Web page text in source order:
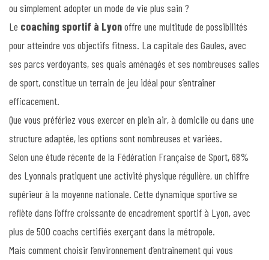
ou simplement adopter un mode de vie plus sain ?
Le coaching sportif à Lyonoffre une multitude de possibilités
pour atteindre vos objectifs fitness. La capitale des Gaules, avec
ses parcs verdoyants, ses quais aménagés et ses nombreuses salles
de sport, constitue un terrain de jeu idéal pour s’entraîner
efficacement.
Que vous préfériez vous exercer en plein air, à domicile ou dans une
structure adaptée, les options sont nombreuses et variées.
Selon une étude récente de la Fédération Française de Sport, 68%
des Lyonnais pratiquent une activité physique régulière, un chiffre
supérieur à la moyenne nationale. Cette dynamique sportive se
reflète dans l’offre croissante de encadrement sportif à Lyon, avec
plus de 500 coachs certifiés exerçant dans la métropole.
Mais comment choisir l’environnement d’entraînement qui vous